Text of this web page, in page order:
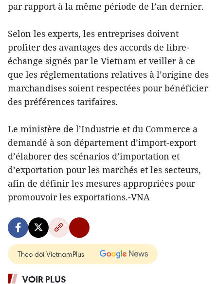
par rapport à la même période de l’an dernier.
Selon les experts, les entreprises doivent
profiter des avantages des accords de libre-
échange signés par le Vietnam et veiller à ce
que les réglementations relatives à l’origine des
marchandises soient respectées pour bénéficier
des préférences tarifaires.
Le ministère de l’Industrie et du Commerce a
demandé à son département d’import-export
d’élaborer des scénarios d’importation et
d’exportation pour les marchés et les secteurs,
afin de définir les mesures appropriées pour
promouvoir les exportations.-VNA
Theo dõi VietnamPlus
VOIR PLUS